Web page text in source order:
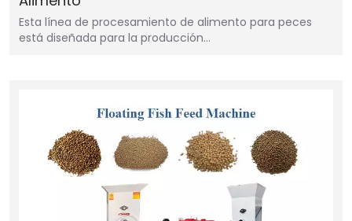
Esta línea de procesamiento de alimento para peces
está diseñada para la producción…